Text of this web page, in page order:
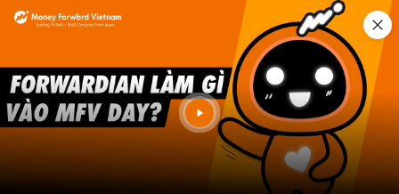
Home Vlogs
Explore our culture
MFV believes that employee is an essential part of
reflecting company culture. Therefore, we create many
topic videos related to work, play, study, etc., for our